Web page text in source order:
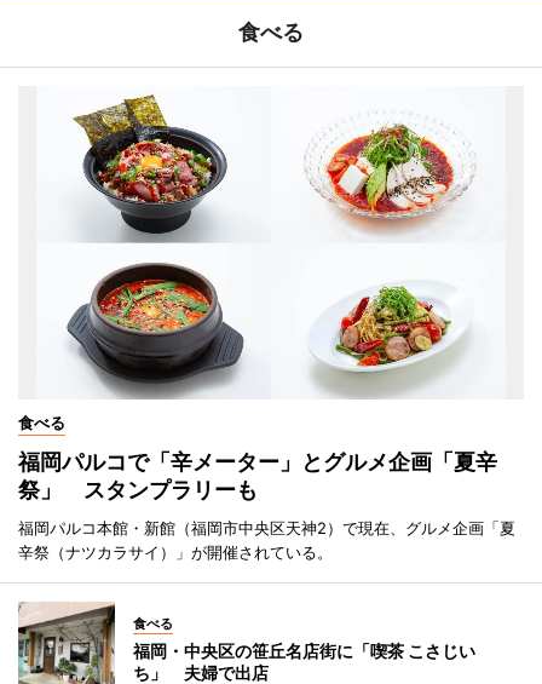
食べる
食べる
福岡パルコで「辛メーター」とグルメ企画「夏辛
祭」 スタンプラリーも
福岡パルコ本館・新館（福岡市中央区天神2）で現在、グルメ企画「夏
辛祭（ナツカラサイ）」が開催されている。
食べる
福岡・中央区の笹丘名店街に「喫茶 こさじい
ち」 夫婦で出店